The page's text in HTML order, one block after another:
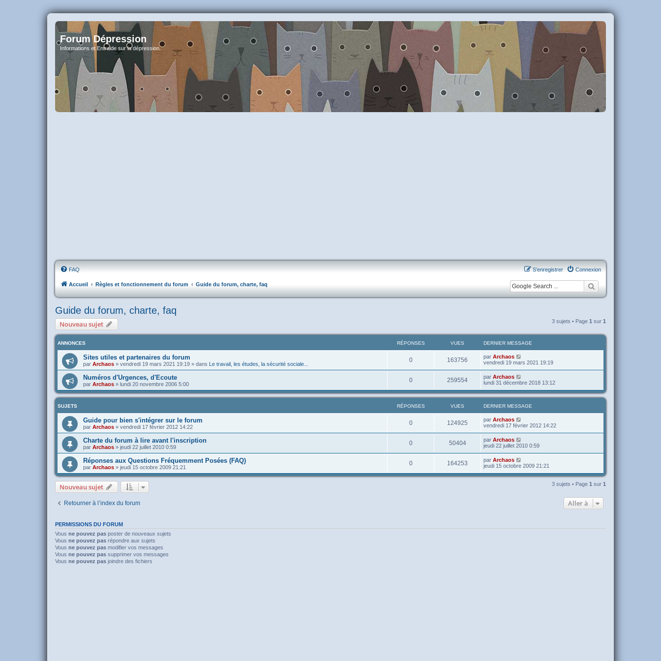
Forum Dépression
Informations et Entraide sur la dépression.
FAQ Connexion
S’enregistrer
Accueil Règles et fonctionnement du forum Guide du forum, charte, faq
Guide du forum, charte, faq
Nouveau sujet 3 sujets • Page 1 sur 1
ANNONCES RÉPONSES VUES DERNIER MESSAGE
Sites utiles et partenaires du forum
par Archaos » vendredi 19 mars 2021 19:19 » dans Le travail, les études, la sécurité sociale...
0 163756 par Archaos
vendredi 19 mars 2021 19:19
Numéros d'Urgences, d'Ecoute
par Archaos » lundi 20 novembre 2006 5:00
0 259554 par Archaos
lundi 31 décembre 2018 13:12
SUJETS RÉPONSES VUES DERNIER MESSAGE
Guide pour bien s'intégrer sur le forum
par Archaos » vendredi 17 février 2012 14:22
0 124925 par Archaos
vendredi 17 février 2012 14:22
Charte du forum à lire avant l'inscription
par Archaos » jeudi 22 juillet 2010 0:59
0 50404 par Archaos
jeudi 22 juillet 2010 0:59
Réponses aux Questions Fréquemment Posées (FAQ)
par Archaos » jeudi 15 octobre 2009 21:21
0 164253 par Archaos
jeudi 15 octobre 2009 21:21
Nouveau sujet 3 sujets • Page 1 sur 1
Retourner à l’index du forum Aller à
PERMISSIONS DU FORUM
Vous ne pouvez pas poster de nouveaux sujets
Vous ne pouvez pas répondre aux sujets
Vous ne pouvez pas modifier vos messages
Vous ne pouvez pas supprimer vos messages
Vous ne pouvez pas joindre des fichiers